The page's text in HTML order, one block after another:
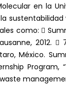
en la
como: 
2012.
México.